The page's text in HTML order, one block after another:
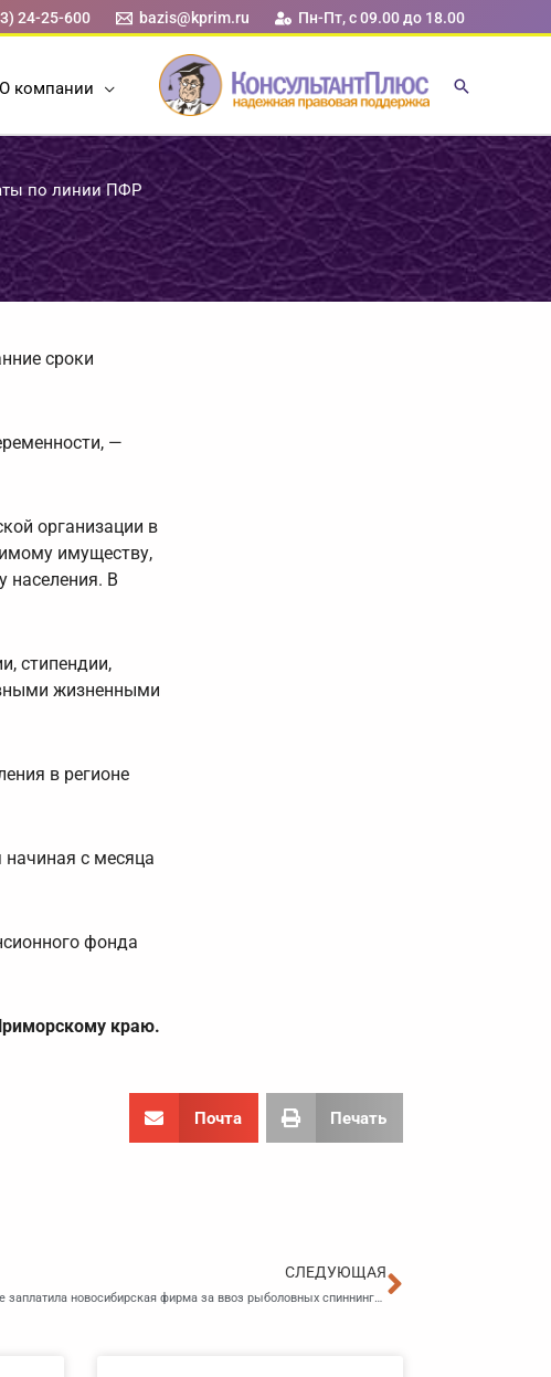
24-25-600 bazis@kprim.ru Пн-Пт, с 09.00 до 18.00
О компании
по линии ПФР
сроки
—
организации в
имуществу,
населения. В
стипендии,
жизненными
в регионе
с месяца
фонда
краю.
Почта Печать
СЛЕДУЮЩАЯ
Почти 2 млн рублей таможенных платежей не заплатила новосибирская фирма за ввоз рыболовных спиннингов